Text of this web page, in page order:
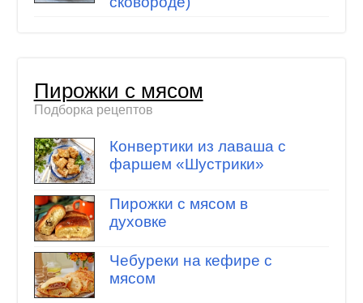
Пирожки с мясом
Подборка рецептов
Конвертики из лаваша с
фаршем «Шустрики»
Пирожки с мясом в
духовке
Чебуреки на кефире с
мясом